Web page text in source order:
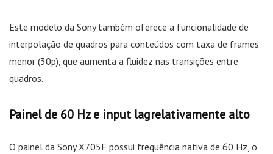
Este modelo da Sony também oferece a funcionalidade de
interpolação de quadros para conteúdos com taxa de frames
menor (30p), que aumenta a fluidez nas transições entre
quadros.
Painel de 60 Hz e input lagrelativamente alto
O painel da Sony X705F possui frequência nativa de 60 Hz, o